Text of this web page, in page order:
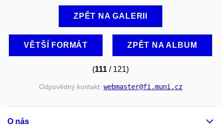
ZPĚT NA GALERII
VĚTŠÍ FORMÁT ZPĚT NA ALBUM
(111 / 121)
Odpovědný kontakt: webmaster@fi.muni.cz
O nás